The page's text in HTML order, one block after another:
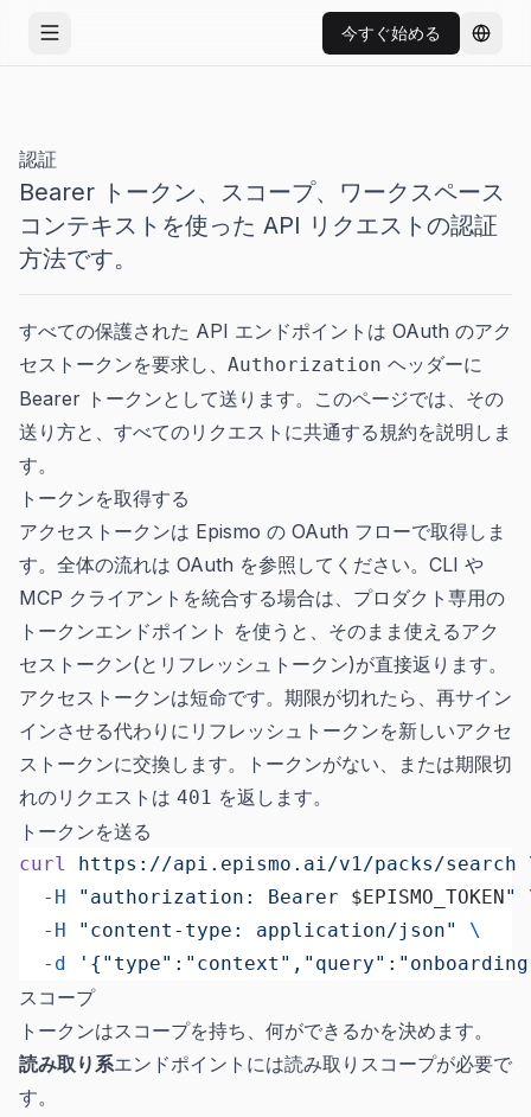
メニューを開く 今すぐ始める 言語
認証
Bearer トークン、スコープ、ワークスペース
コンテキストを使った API リクエストの認証
方法です。
すべての保護された API エンドポイントは OAuth のアク
セストークンを要求し、 Authorization ヘッダーに
Bearer トークンとして送ります。このページでは、その
送り方と、すべてのリクエストに共通する規約を説明しま
す。
トークンを取得する
アクセストークンは Epismo の OAuth フローで取得しま
す。全体の流れは OAuth を参照してください。CLI や
MCP クライアントを統合する場合は、プロダクト専用の
トークンエンドポイント を使うと、そのまま使えるアク
セストークン(とリフレッシュトークン)が直接返ります。
アクセストークンは短命です。期限が切れたら、再サイン
インさせる代わりにリフレッシュトークンを新しいアクセ
ストークンに交換します。トークンがない、または期限切
れのリクエストは 401 を返します。
トークンを送る
curl https://api.epismo.ai/v1/packs/search
  -H
"authorization: Bearer $EPISMO_TOKEN"
  -H
"content-type: application/json"
\
  -d
スコープ
トークンはスコープを持ち、何ができるかを決めます。
読み取り系エンドポイントには読み取りスコープが必要で
す。